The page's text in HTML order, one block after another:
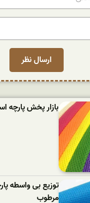
بازار پخش پارچه
توزیع بی واسطه
مرطوب